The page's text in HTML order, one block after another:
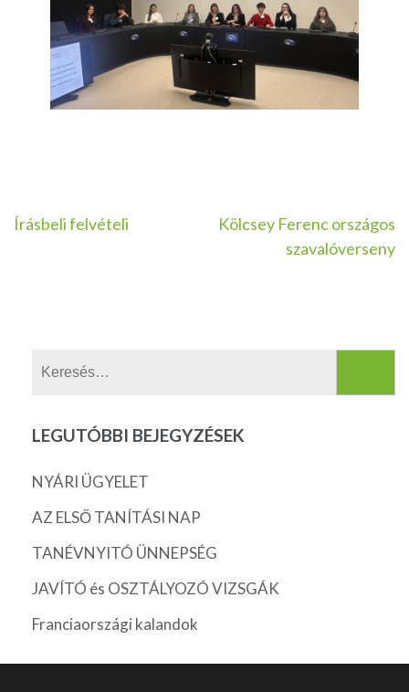
Bejegyzés
Írásbeli felvételi
Kölcsey Ferenc országos
szavalóverseny
LEGUTÓBBI BEJEGYZÉSEK
NYÁRI ÜGYELET
AZ ELSŐ TANÍTÁSI NAP
TANÉVNYITÓ ÜNNEPSÉG
JAVÍTÓ és OSZTÁLYOZÓ VIZSGÁK
Franciaországi kalandok